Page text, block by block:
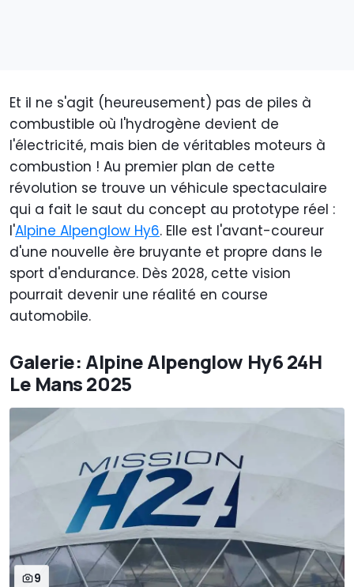
Et il ne s'agit (heureusement) pas de piles à
combustible où l'hydrogène devient de
l'électricité, mais bien de véritables moteurs à
combustion ! Au premier plan de cette
révolution se trouve un véhicule spectaculaire
qui a fait le saut du concept au prototype réel :
l'Alpine Alpenglow Hy6. Elle est l'avant-coureur
d'une nouvelle ère bruyante et propre dans le
sport d'endurance. Dès 2028, cette vision
pourrait devenir une réalité en course
automobile.
Galerie: Alpine Alpenglow Hy6 24H
Le Mans 2025
9